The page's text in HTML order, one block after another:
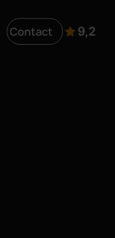
Contact 9,2